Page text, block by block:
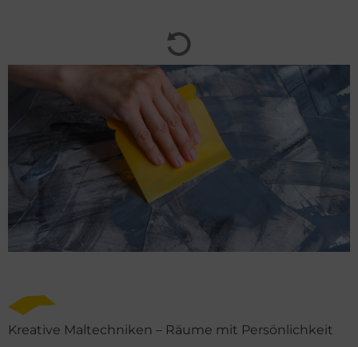
Kreative Maltechniken – Räume mit Persönlichkeit